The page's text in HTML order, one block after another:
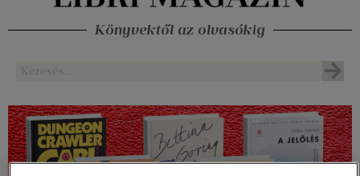
Könyvektől az olvasókig